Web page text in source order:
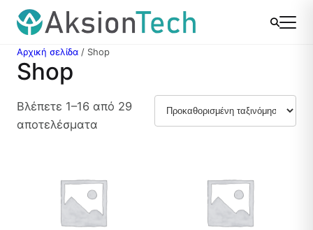
Μετάβαση
στο
περιεχόμενο
Αρχική σελίδα / Shop
Shop
Βλέπετε 1–16 από 29
αποτελέσματα